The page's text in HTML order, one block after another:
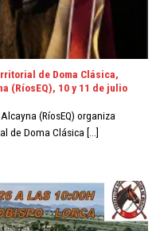
de Doma Clásica,
(RíosEQ), 10 y 11 de julio
(RíosEQ) organiza
de Doma Clásica [...]